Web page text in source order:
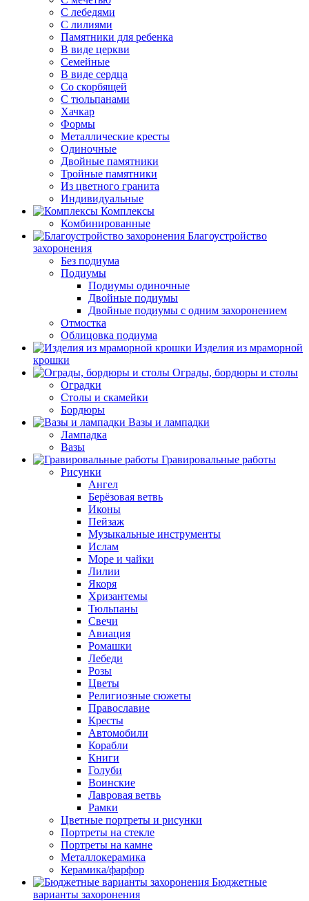
C лебедями
С лилиями
Памятники для ребенка
В виде церкви
Семейные
В виде сердца
Со скорбящей
С тюльпанами
Хачкар
Формы
Металлические кресты
Одиночные
Двойные памятники
Тройные памятники
Из цветного гранита
Индивидуальные
Комплексы
Комбинированные
Благоустройство
захоронения
Без подиума
Подиумы
Подиумы одиночные
Двойные подиумы
Двойные подиумы с одним захоронением
Отмостка
Облицовка подиума
Изделия из мраморной
крошки
Ограды, бордюры и столы
Оградки
Столы и скамейки
Бордюры
Вазы и лампадки
Лампадка
Вазы
Гравировальные работы
Рисунки
Ангел
Берёзовая ветвь
Иконы
Пейзаж
Музыкальные инструменты
Ислам
Море и чайки
Лилии
Якоря
Хризантемы
Тюльпаны
Свечи
Авиация
Ромашки
Лебеди
Розы
Цветы
Религиозные сюжеты
Православие
Кресты
Автомобили
Корабли
Книги
Голуби
Воинские
Лавровая ветвь
Рамки
Цветные портреты и рисунки
Портреты на стекле
Портреты на камне
Металлокерамика
Керамика/фарфор
Бюджетные
варианты захоронения